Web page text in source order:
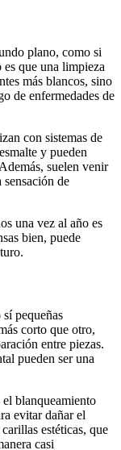
plano, como si
que una limpieza
más blancos, sino
de enfermedades de
con sistemas de
y pueden
suelen venir
sensación de
una vez al año es
bien, puede
pequeñas
corto que otro,
entre piezas.
pueden ser una
el blanqueamiento
evitar dañar el
estéticas, que
casi